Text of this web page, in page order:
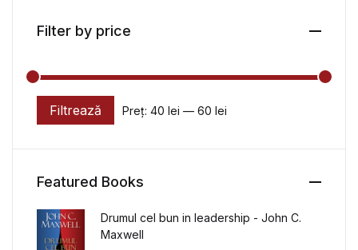
Filter by price
Preț minim
Preț maxim
Filtrează Preț: 40 lei — 60 lei
Featured Books
Drumul cel bun in leadership - John C.
Maxwell